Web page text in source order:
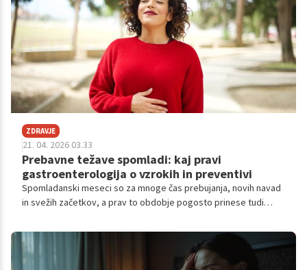
ZDRAVJE
21. 04. 2026 03.33
Prebavne težave spomladi: kaj pravi
gastroenterologija o vzrokih in preventivi
Spomladanski meseci so za mnoge čas prebujanja, novih navad
in svežih začetkov, a prav to obdobje pogosto prinese tudi